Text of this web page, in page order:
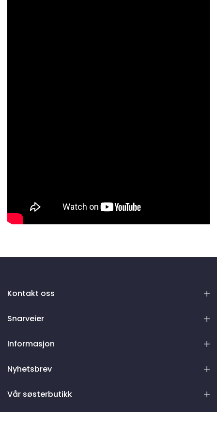
Kontakt oss
Snarveier
Informasjon
Nyhetsbrev
Vår søsterbutikk